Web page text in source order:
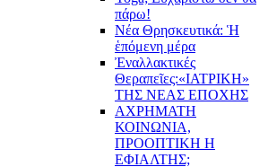
πάρω!
Νέα Θρησκευτικά: Ἡ
ἑπόμενη μέρα
Ἐναλλακτικές
Θεραπεῖες:«ΙΑΤΡΙΚΗ»
ΤΗΣ ΝΕΑΣ ΕΠΟΧΗΣ
ΑΧΡΗΜΑΤΗ
ΚΟΙΝΩΝΙΑ,
ΠΡΟΟΠΤΙΚΗ Η
ΕΦΙΑΛΤΗΣ;